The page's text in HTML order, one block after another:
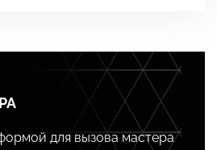
для вызова мастера